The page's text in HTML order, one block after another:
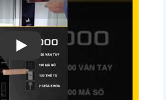
Xem video Khóa Cửa Kính Phglock